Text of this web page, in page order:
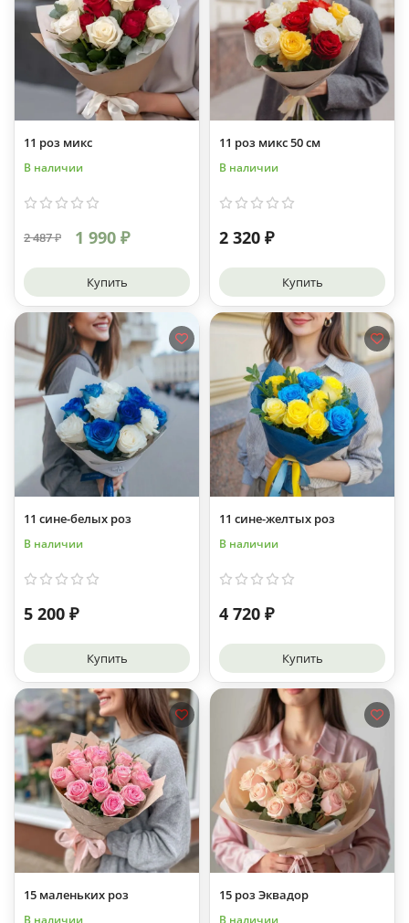
11 роз микс
В наличии
2 487 ₽ 1 990 ₽
Купить
11 роз микс 50 см
В наличии
2 320 ₽
Купить
11 сине-белых роз
В наличии
5 200 ₽
Купить
11 сине-желтых роз
В наличии
4 720 ₽
Купить
15 маленьких роз
В наличии
15 роз Эквадор
В наличии